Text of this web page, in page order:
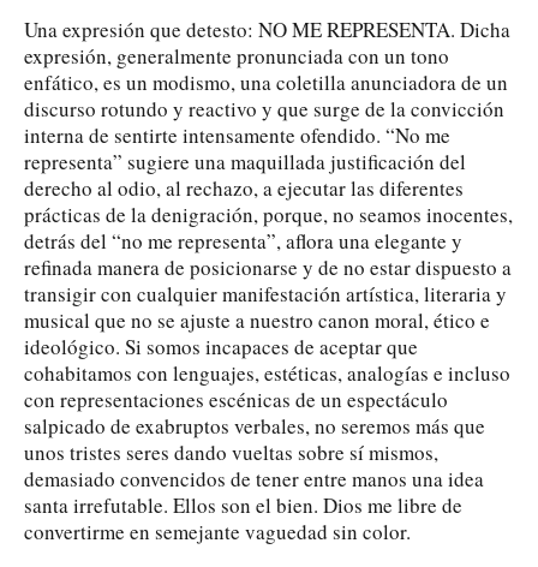
Una expresión que detesto: NO ME REPRESENTA. Dicha
expresión, generalmente pronunciada con un tono
enfático, es un modismo, una coletilla anunciadora de un
discurso rotundo y reactivo y que surge de la convicción
interna de sentirte intensamente ofendido. “No me
representa” sugiere una maquillada justificación del
derecho al odio, al rechazo, a ejecutar las diferentes
prácticas de la denigración, porque, no seamos inocentes,
detrás del “no me representa”, aflora una elegante y
refinada manera de posicionarse y de no estar dispuesto a
transigir con cualquier manifestación artística, literaria y
musical que no se ajuste a nuestro canon moral, ético e
ideológico. Si somos incapaces de aceptar que
cohabitamos con lenguajes, estéticas, analogías e incluso
con representaciones escénicas de un espectáculo
salpicado de exabruptos verbales, no seremos más que
unos tristes seres dando vueltas sobre sí mismos,
demasiado convencidos de tener entre manos una idea
santa irrefutable. Ellos son el bien. Dios me libre de
convertirme en semejante vaguedad sin color.